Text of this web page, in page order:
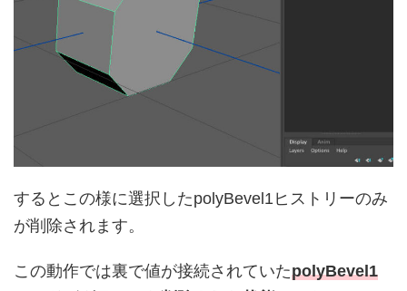
するとこの様に選択したpolyBevel1ヒストリーのみ
が削除されます。
この動作では裏で値が接続されていたpolyBevel1